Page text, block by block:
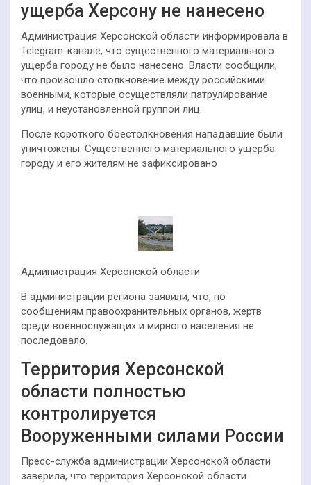
ущерба Херсону не нанесено
Администрация Херсонской области информировала в
Telegram-канале, что существенного материального
ущерба городу не было нанесено. Власти сообщили,
что произошло столкновение между российскими
военными, которые осуществляли патрулирование
улиц, и неустановленной группой лиц.
После короткого боестолкновения нападавшие были
уничтожены. Существенного материального ущерба
городу и его жителям не зафиксировано
Администрация Херсонской области
В администрации региона заявили, что, по
сообщениям правоохранительных органов, жертв
среди военнослужащих и мирного населения не
последовало.
Территория Херсонской
области полностью
контролируется
Вооруженными силами России
Пресс-служба администрации Херсонской области
заверила, что территория Херсонской области